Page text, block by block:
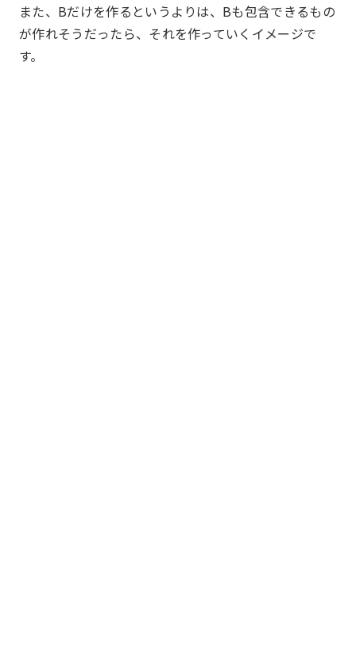
また、Bだけを作るというよりは、Bも包含できるもの
が作れそうだったら、それを作っていくイメージで
す。